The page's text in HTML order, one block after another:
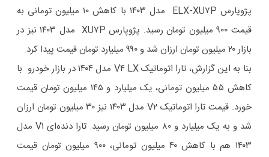
پژوپارس ELX-XU۷P مدل ۱۴۰۳ با کاهش ۱۰ میلیون تومانی به
قیمت ۹۰۰ میلیون تومان رسید. پژوپارس XU۷P مدل ۱۴۰۳ نیز در
بازار ۲۰ میلیون تومان ارزان شد و ۹۹۰ میلیارد تومان قیمت پیدا کرد.
بنا به این گزارش، تارا اتوماتیک V۴ LX مدل ۱۴۰۴ در بازار خودرو با
کاهش ۵۵ میلیون تومانی، یک میلیارد و ۱۴۵ میلیون تومان قیمت
خورد. قیمت تارا اتوماتیک V۲ مدل ۱۴۰۳ نیز ۳۰ میلیون تومان ارزان
شد و به یک میلیارد و ۸۰ میلیون تومان رسید. تارا دنده‌ای V۱ مدل
۱۴۰۳ هم با کاهش ۴۰ میلیون تومانی، ۹۰۰ میلیون تومان قیمت